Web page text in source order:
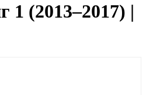
1 (2013–2017) |